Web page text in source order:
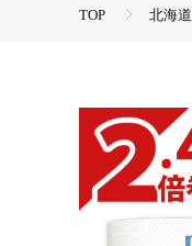
TOP 北海道